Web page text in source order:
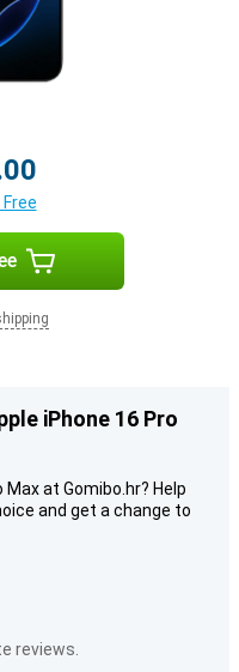
iPhone 16 Pro
Max at Gomibo.hr? Help
and get a change to
reviews.